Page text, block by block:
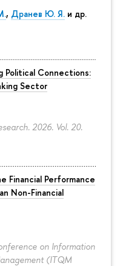
, Дранев Ю. Я. и др.
Connections:
Sector
2026. Vol. 20.
Financial Performance
Non-Financial
on Information
(ITQM